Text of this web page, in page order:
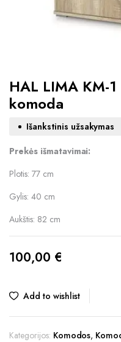
HAL LIMA KM-
komoda
Išankstinis užsakymas
Prekės išmatavimai:
Plotis: 77 cm
Gylis: 40 cm
Aukštis: 82 cm
100,00 €
Add to wishlist
Kategorijos: Komodos,